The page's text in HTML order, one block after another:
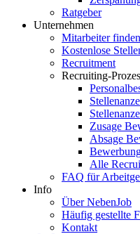
Ratgeber
Unternehmen
Mitarbeiter finden
Kostenlose
Recruitment
Recruiting-
Zusage
Absage
Alle
FAQ für
Info
Über NebenJob
Häufig gestellte
Kontakt